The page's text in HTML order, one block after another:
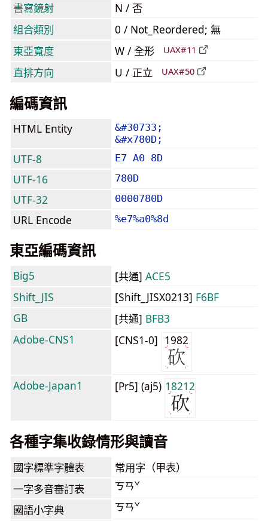
書寫鏡射
N / 否
組合類別
0 / Not_Reordered; 無
東亞寬度
W / 全形 UAX#11
直排方向 U / 正立 UAX#50
編碼資訊
HTML Entity
&#30733;
&#x780D;
UTF-8 E7 A0 8D
UTF-16 780D
UTF-32 0000780D
URL Encode %e7%a0%8d
東亞編碼資訊
Big5 [共通] ACE5
Shift_JIS
[Shift_JISX0213] F6BF
GB
[共通] BFB3
Adobe-CNS1
[CNS1-0] 1982
Adobe-Japan1 [Pr5] (aj5) 18212
各種字集收錄情形與讀音
國字標準字體表 常用字（甲表）
一字多音審訂表 ㄎㄢˇ
國語小字典 ㄎㄢˇ